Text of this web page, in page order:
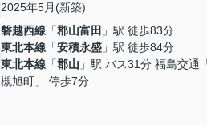
2025年5月(新築)
磐越西線 「郡山富田 」駅 徒歩83分
東北本線 「安積永盛 」駅 徒歩84分
東北本線 「郡山 」駅 バス31分 福島交通
槻旭町」 停歩7分